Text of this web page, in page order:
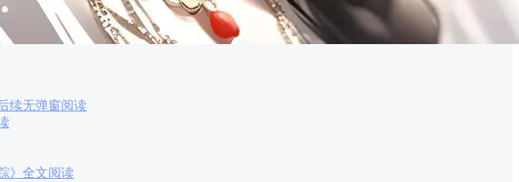
续无弹窗阅读
》全文阅读